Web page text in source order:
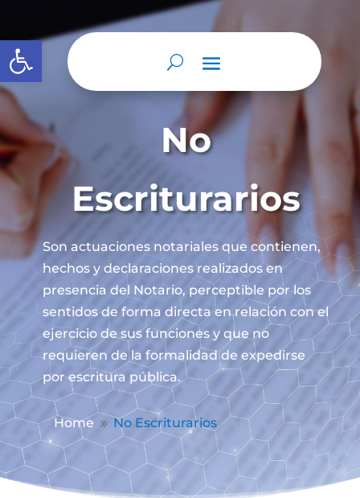
Abrir barra de herramientas
No
Escriturarios
Son actuaciones notariales que contienen,
hechos y declaraciones realizados en
presencia del Notario, perceptible por los
sentidos de forma directa en relación con el
ejercicio de sus funciones y que no
requieren de la formalidad de expedirse
por escritura pública.
Home 9 No Escriturarios